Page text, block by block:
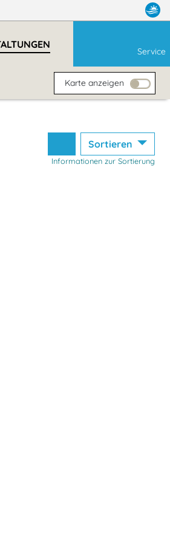
Service
Karte anzeigen
Sortieren
Informationen zur Sortierung